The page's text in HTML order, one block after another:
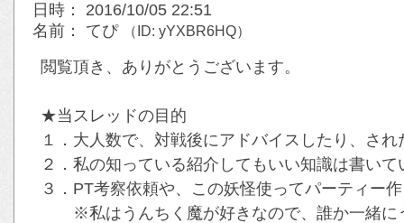
日時： 2016/10/05 22:51
名前： てぴ
（ID: yYXBR6HQ）
閲覧頂き、ありがとうございます。
★当スレッドの目的
１．大人数で、対戦後にアドバイスしたり、さ
２．私の知っている紹介してもいい知識は書い
３．PT考察依頼や、この妖怪使ってパーティー
※私はうんちく魔が好きなので、誰か一緒に